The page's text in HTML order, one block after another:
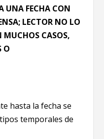
UNA FECHA CON
LECTOR NO LO
MUCHOS CASOS,
O
hasta la fecha se
temporales de